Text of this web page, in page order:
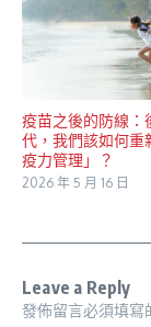
疫苗之後的防線：
代，我們該如何重
疫力管理」？
2026 年 5 月 16 日
Leave a Reply
發佈留言必須填寫